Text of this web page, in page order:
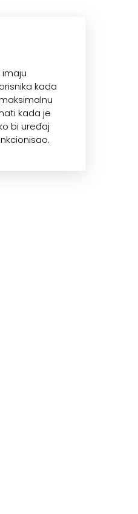
kada
kada je
bi uređaj